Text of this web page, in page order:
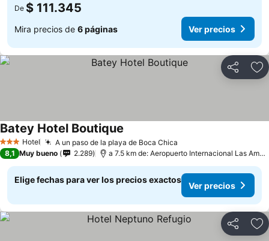
De $ 111.345
Mira precios de 6 páginas Ver precios
Compartir
3 Estrellas
Hotel A un paso de la playa de Boca Chica
Batey Hotel Boutique
8,1 Muy bueno 2.289 a 7.5 km de: Aeropuerto Internacional Las Américas
Elige fechas para ver los precios exactos
Ver precios
Compartir